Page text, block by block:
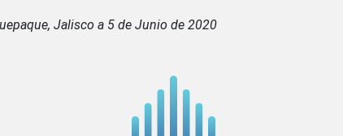
Jalisco a 5 de Junio de 2020